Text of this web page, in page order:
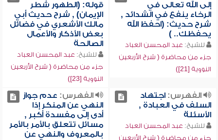
إلى الله تعالى في
الرخاء ينفع في الشدائد ,
شرح حديث: (احفظ الله
يحفظك.. )
للشيخ: عبد المحسن العباد
جزء من محاضرة ( شرح الأربعين
النووية [21])
قوله: (الطهور شطر
الإيمان) , شرح حديث أبي
مالك الأشعري في فضائل
بعض الأذكار والأعمال
الصالحة
للشيخ: عبد المحسن العباد
جزء من محاضرة ( شرح الأربعين
النووية [23])
الفهرس:اجتهاد
السلف في العبادة ,
الأسئلة
للشيخ: عبد المحسن العباد
جزء من محاضرة ( شرح الأربعين
الفهرس: عدم جواز
النهي عن المنكر إذا
أدى إلى مفسدة أكبر ,
مسائل تتعلق بالأمر بالأمر
بالمعروف والنهي عن